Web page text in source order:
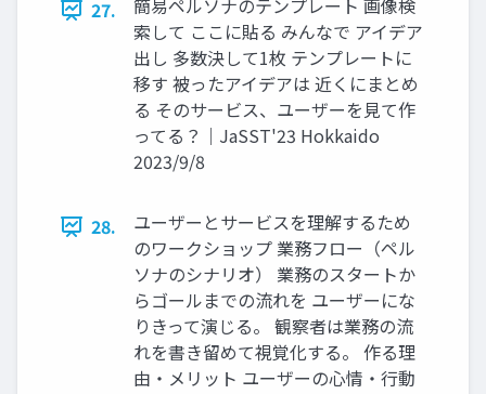
27.
簡易ペルソナのテンプレート 画像検
索して ここに貼る みんなで アイデア
出し 多数決して1枚 テンプレートに
移す 被ったアイデアは 近くにまとめ
る そのサービス、ユーザーを見て作
ってる？｜JaSST'23 Hokkaido
2023/9/8
28.
ユーザーとサービスを理解するため
のワークショップ 業務フロー（ペル
ソナのシナリオ） 業務のスタートか
らゴールまでの流れを ユーザーにな
りきって演じる。 観察者は業務の流
れを書き留めて視覚化する。 作る理
由・メリット ユーザーの心情・行動